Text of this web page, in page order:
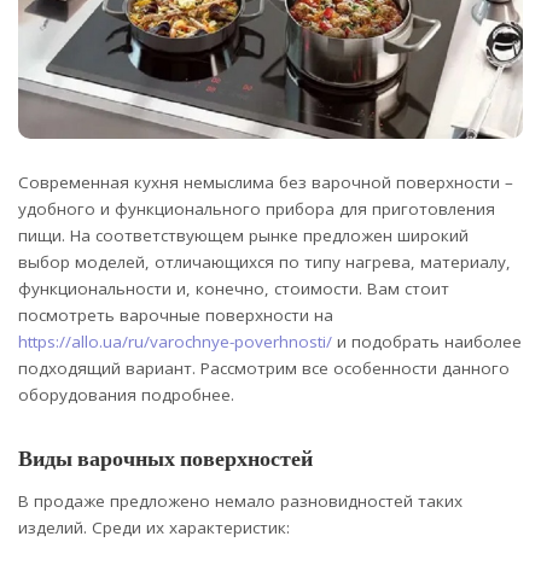
Современная кухня немыслима без варочной поверхности –
удобного и функционального прибора для приготовления
пищи. На соответствующем рынке предложен широкий
выбор моделей, отличающихся по типу нагрева, материалу,
функциональности и, конечно, стоимости. Вам стоит
посмотреть варочные поверхности на
https://allo.ua/ru/varochnye-poverhnosti/ и подобрать наиболее
подходящий вариант. Рассмотрим все особенности данного
оборудования подробнее.
Виды варочных поверхностей
В продаже предложено немало разновидностей таких
изделий. Среди их характеристик: